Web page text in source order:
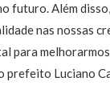
futuro. Além
nas nossas
para
prefeito Luciano